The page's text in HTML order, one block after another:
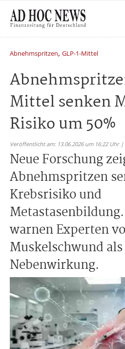
Abnehmspritzen, GLP-1-Mittel
Mittel senken
Risiko um 50%
Veröffentlicht am: 13.06.2026 um 16:22 Uhr
Neue Forschung
Abnehmspritzen
Krebsrisiko und
warnen Experten
Muskelschwund als
Nebenwirkung.